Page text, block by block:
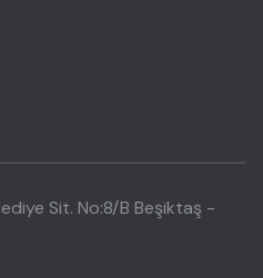
Sit. No:8/B Beşiktaş -